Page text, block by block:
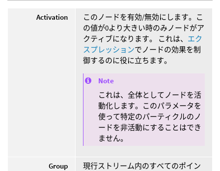
Activation
このノードを有効/無効にします。こ
の値が0より大きい時のみノードがア
クティブになります。 これは、 エク
スプレッションでノードの効果を制
御するのに役に立ちます。
Note
これは、全体としてノードを活
動化します。このパラメータを
使って特定のパーティクルのノ
ードを非活動にすることはでき
ません。
Group
現行ストリーム内のすべてのポイン